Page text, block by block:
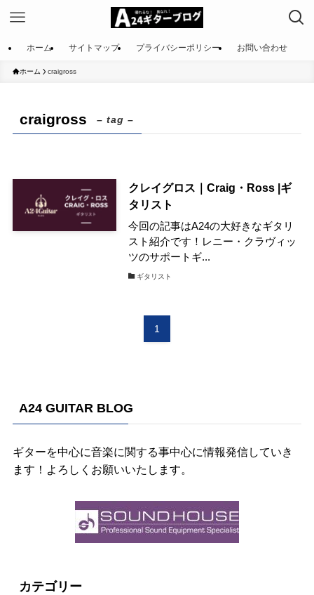
ホーム サイトマップ プライバシーポリシー お問い合わせ
ホーム craigross
craigross – tag –
クレイグロス｜Craig・Ross |ギ
タリスト
今回の記事はA24の大好きなギタリ
スト紹介です！レニー・クラヴィッ
ツのサポートギ...
ギタリスト
1
A24 GUITAR BLOG
ギターを中心に音楽に関する事中心に情報発信していき
ます！よろしくお願いいたします。
カテゴリー